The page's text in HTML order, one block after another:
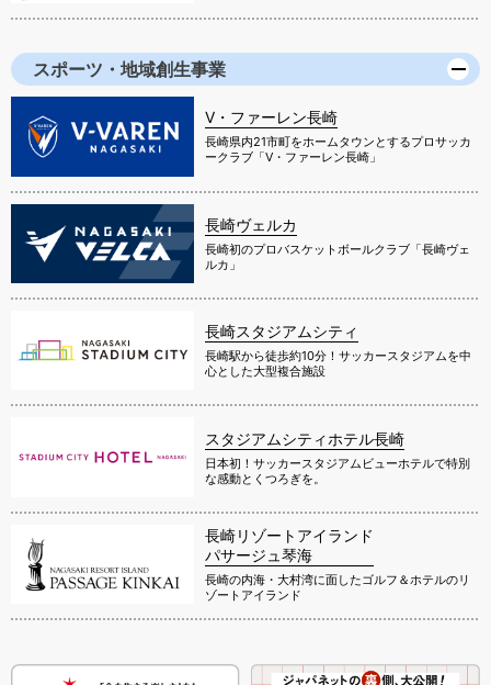
スポーツ・地域創生事業
V・ファーレン長崎
長崎県内21市町をホームタウンとするプロサッカ
ークラブ「V・ファーレン長崎」
長崎ヴェルカ
長崎初のプロバスケットボールクラブ「長崎ヴェ
ルカ」
長崎スタジアムシティ
長崎駅から徒歩約10分！サッカースタジアムを中
心とした大型複合施設
スタジアムシティホテル長崎
日本初！サッカースタジアムビューホテルで特別
な感動とくつろぎを。
長崎リゾートアイランド
パサージュ琴海
長崎の内海・大村湾に面したゴルフ＆ホテルのリ
ゾートアイランド